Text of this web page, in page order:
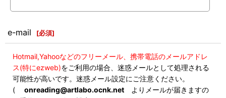
e-mail [必須]
Hotmail,Yahooなどのフリーメール、携帯電話のメールアドレ
ス(特にezweb)をご利用の場合、迷惑メールとして処理される
可能性が高いです。迷惑メール設定にご注意ください。
( onreading@artlabo.ocnk.net よりメールが届きますの